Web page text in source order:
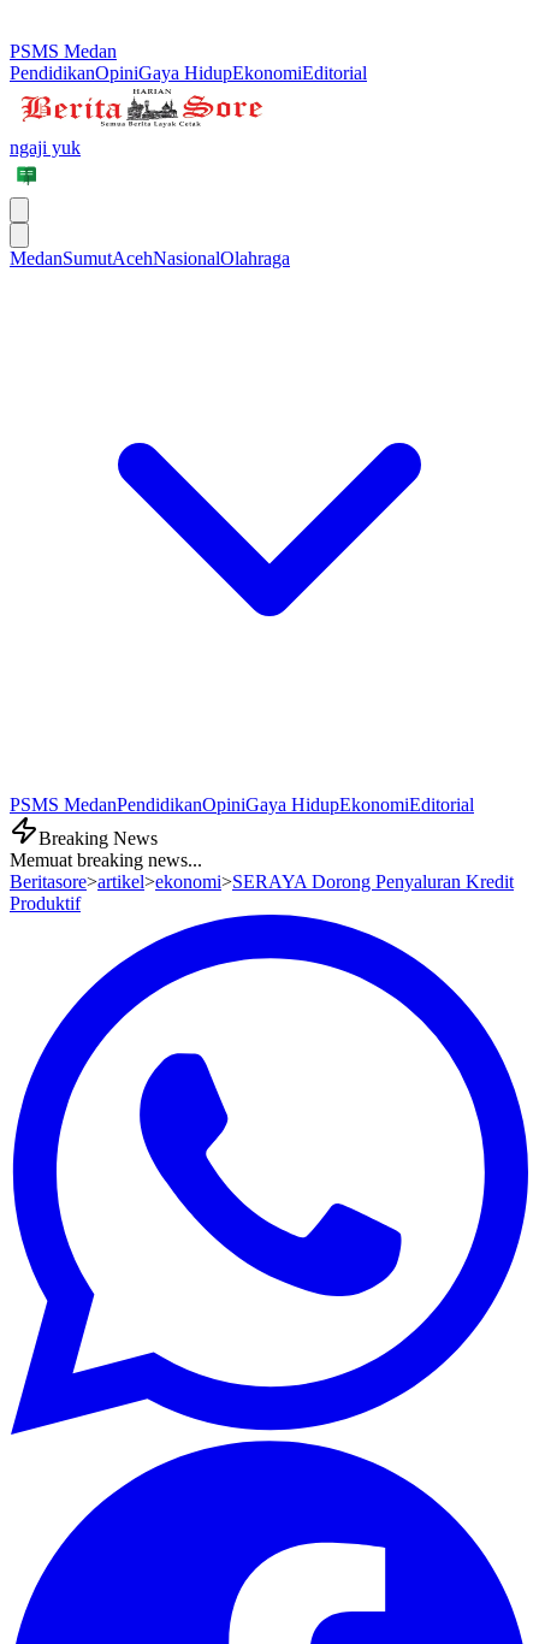
PSMS Medan
PendidikanOpiniGaya HidupEkonomiEditorial
ngaji yuk
MedanSumutAcehNasionalOlahraga
PSMS MedanPendidikanOpiniGaya HidupEkonomiEditorial
Breaking News
Memuat breaking news...
Beritasore>artikel>ekonomi>SERAYA Dorong Penyaluran Kredit
Produktif